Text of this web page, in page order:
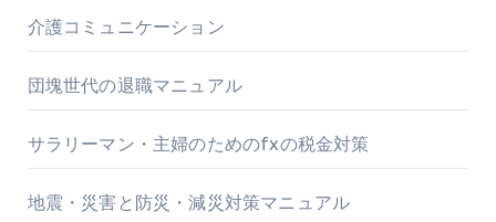
介護コミュニケーション
団塊世代の退職マニュアル
サラリーマン・主婦のためのfxの税金対策
地震・災害と防災・減災対策マニュアル